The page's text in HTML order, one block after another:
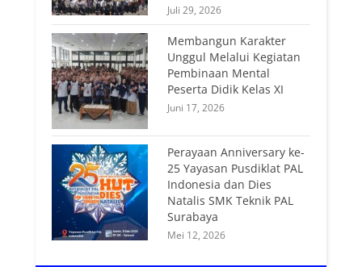
Juli 29, 2026
Membangun Karakter
Unggul Melalui Kegiatan
Pembinaan Mental
Peserta Didik Kelas XI
Juni 17, 2026
Perayaan Anniversary ke-
25 Yayasan Pusdiklat PAL
Indonesia dan Dies
Natalis SMK Teknik PAL
Surabaya
Mei 12, 2026